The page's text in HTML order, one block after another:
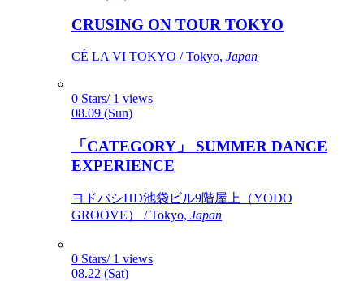
CRUSING ON TOUR TOKYO
CÉ LA VI TOKYO / Tokyo, Japan
0 Stars/ 1 views
08.09 (Sun)
「CATEGORY」 SUMMER DANCE
EXPERIENCE
ヨドバシHD池袋ビル9階屋上（YODO
GROOVE） / Tokyo, Japan
0 Stars/ 1 views
08.22 (Sat)